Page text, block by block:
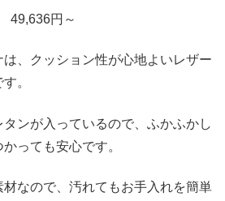
49,636円～
、クッション性が心地よいレザー
。
ンが入っているので、ふかふかし
っても安心です。
材なので、汚れてもお手入れを簡単